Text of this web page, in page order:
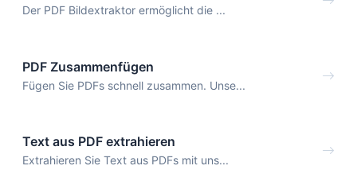
Der PDF Bildextraktor ermöglicht die ...
PDF Zusammenfügen
Fügen Sie PDFs schnell zusammen. Unse...
Text aus PDF extrahieren
Extrahieren Sie Text aus PDFs mit uns...